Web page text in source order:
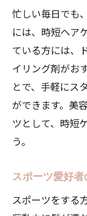
忙しい毎日でも
には、時短ヘア
ている方には、
イリング剤がお
とで、手軽にス
ができます。美
ツとして、時短
う。
スポーツ愛好
スポーツをする